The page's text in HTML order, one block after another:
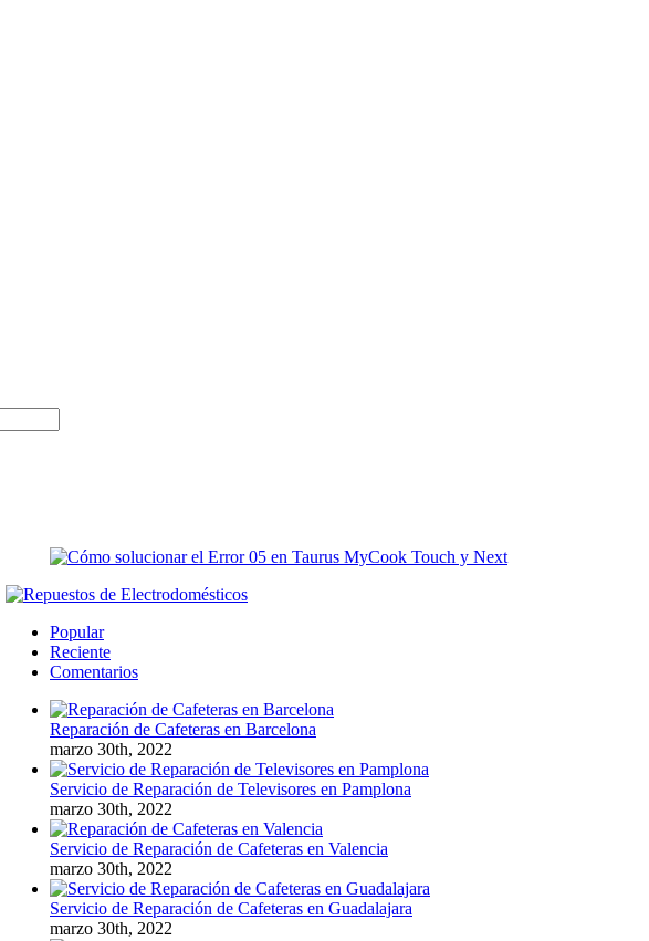
Popular
Reciente
Comentarios
Reparación de Cafeteras en Barcelona
marzo 30th, 2022
Servicio de Reparación de Televisores en Pamplona
marzo 30th, 2022
Servicio de Reparación de Cafeteras en Valencia
marzo 30th, 2022
Servicio de Reparación de Cafeteras en Guadalajara
marzo 30th, 2022